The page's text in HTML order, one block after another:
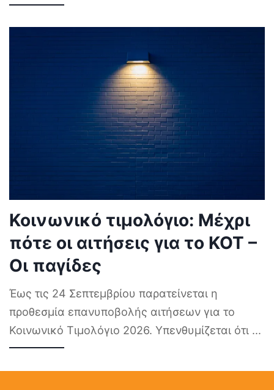
Κοινωνικό τιμολόγιο: Μέχρι
πότε οι αιτήσεις για το ΚΟΤ –
Οι παγίδες
Έως τις 24 Σεπτεμβρίου παρατείνεται η
προθεσμία επανυποβολής αιτήσεων για το
Κοινωνικό Τιμολόγιο 2026. Υπενθυμίζεται ότι ...